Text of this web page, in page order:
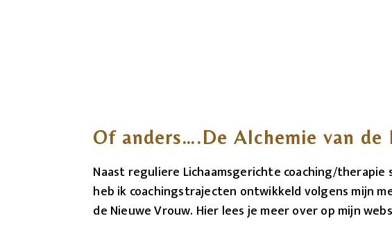
Of anders….De Alchemie van de
Naast reguliere Lichaamsgerichte coaching/therapie
heb ik coachingstrajecten ontwikkeld volgens mijn
de Nieuwe Vrouw. Hier lees je meer over op mijn